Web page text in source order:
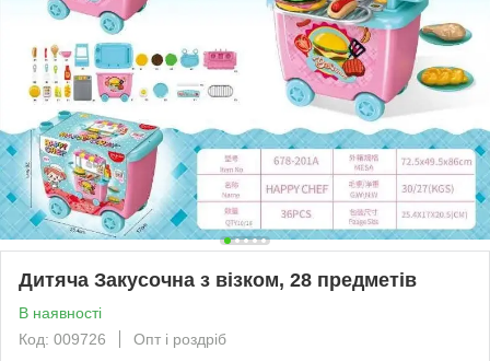
Дитяча Закусочна з візком, 28 предметів
В наявності
Код: 009726
Опт і роздріб